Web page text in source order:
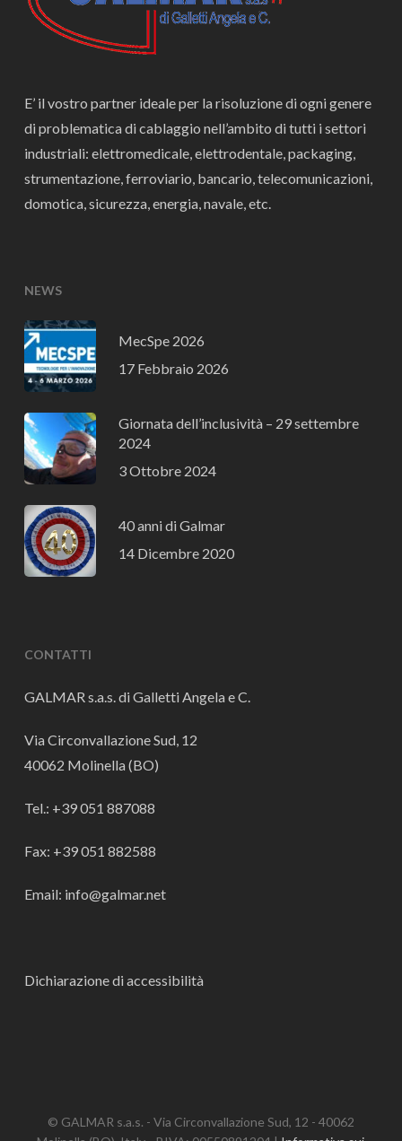
E’ il vostro partner ideale per la risoluzione di ogni genere
di problematica di cablaggio nell’ambito di tutti i settori
industriali: elettromedicale, elettrodentale, packaging,
strumentazione, ferroviario, bancario, telecomunicazioni,
domotica, sicurezza, energia, navale, etc.
NEWS
MecSpe 2026
17 Febbraio 2026
Giornata dell’inclusività – 29 settembre
2024
3 Ottobre 2024
40 anni di Galmar
14 Dicembre 2020
CONTATTI
GALMAR s.a.s. di Galletti Angela e C.
Via Circonvallazione Sud, 12
40062 Molinella (BO)
Tel.: +39 051 887088
Fax: +39 051 882588
Email: info@galmar.net
Dichiarazione di accessibilità
© GALMAR s.a.s. - Via Circonvallazione Sud, 12 - 40062